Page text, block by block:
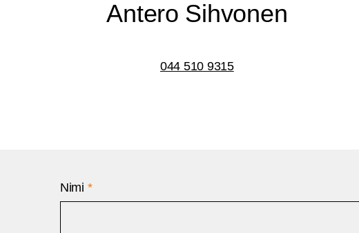
Ante­ro Sihvonen
044 510 9315
Nimi *